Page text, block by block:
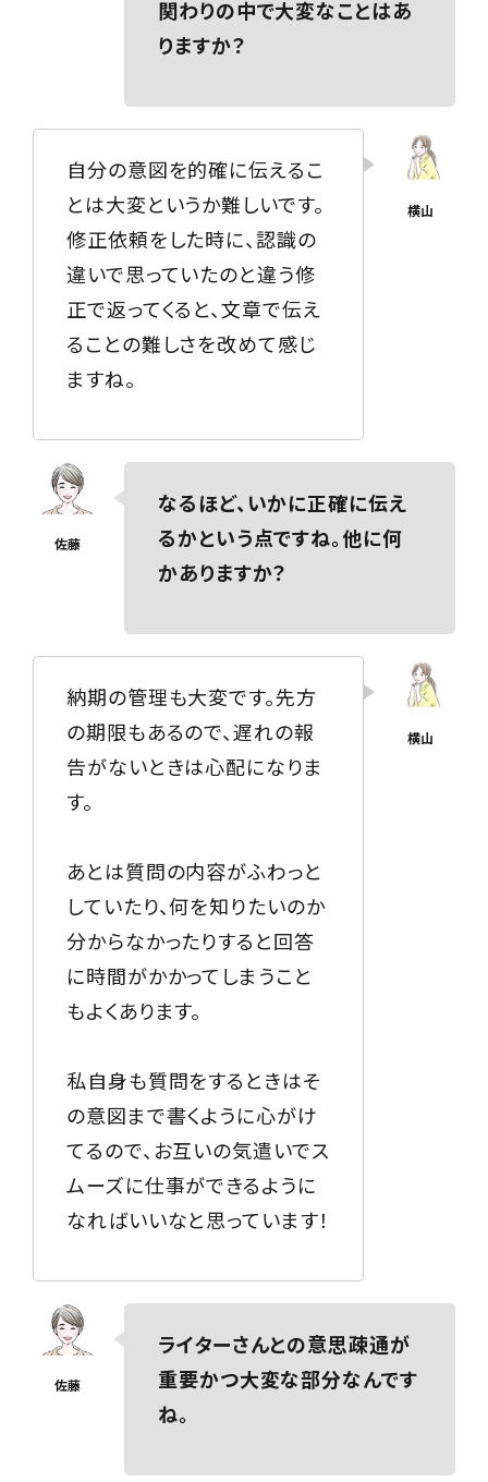
関わりの中で大変なことはあ
りますか？
自分の意図を的確に伝えるこ
とは大変というか難しいです。
修正依頼をした時に、認識の
違いで思っていたのと違う修
正で返ってくると、文章で伝え
ることの難しさを改めて感じ
ますね。
なるほど、いかに正確に伝え
るかという点ですね。他に何
かありますか？
納期の管理も大変です。先方
の期限もあるので、遅れの報
告がないときは心配になりま
す。
あとは質問の内容がふわっと
していたり、何を知りたいのか
分からなかったりすると回答
に時間がかかってしまうこと
もよくあります。
私自身も質問をするときはそ
の意図まで書くように心がけ
てるので、お互いの気遣いでス
ムーズに仕事ができるように
なればいいなと思っています！
ライターさんとの意思疎通が
重要かつ大変な部分なんです
ね。